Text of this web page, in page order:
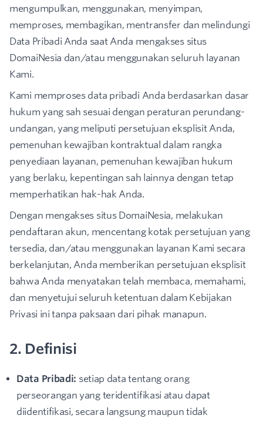
mengumpulkan, menggunakan, menyimpan,
memproses, membagikan, mentransfer dan melindungi
Data Pribadi Anda saat Anda mengakses situs
DomaiNesia dan/atau menggunakan seluruh layanan
Kami.
Kami memproses data pribadi Anda berdasarkan dasar
hukum yang sah sesuai dengan peraturan perundang-
undangan, yang meliputi persetujuan eksplisit Anda,
pemenuhan kewajiban kontraktual dalam rangka
penyediaan layanan, pemenuhan kewajiban hukum
yang berlaku, kepentingan sah lainnya dengan tetap
memperhatikan hak-hak Anda.
Dengan mengakses situs DomaiNesia, melakukan
pendaftaran akun, mencentang kotak persetujuan yang
tersedia, dan/atau menggunakan layanan Kami secara
berkelanjutan, Anda memberikan persetujuan eksplisit
bahwa Anda menyatakan telah membaca, memahami,
dan menyetujui seluruh ketentuan dalam Kebijakan
Privasi ini tanpa paksaan dari pihak manapun.
2. Definisi
Data Pribadi: setiap data tentang orang
perseorangan yang teridentifikasi atau dapat
diidentifikasi, secara langsung maupun tidak